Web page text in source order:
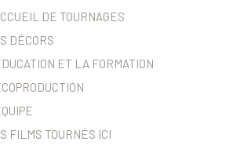
DE TOURNAGES
DÉCORS
ET LA FORMATION
FILMS TOURNÉS ICI